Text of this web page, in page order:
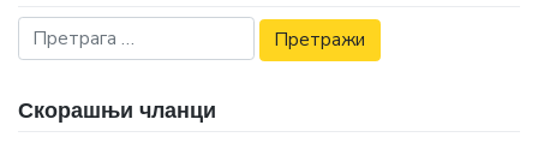
Скорашњи чланци